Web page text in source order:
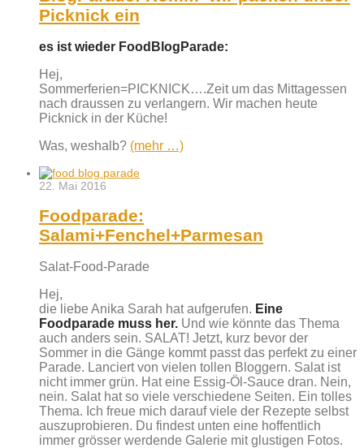
Picknick ein
es ist wieder FoodBlogParade:
Hej,
Sommerferien=PICKNICK….Zeit um das Mittagessen
nach draussen zu verlangern. Wir machen heute
Picknick in der Küche!
Was, weshalb? (mehr …)
22. Mai 2016
Foodparade:
Salami+Fenchel+Parmesan
Salat-Food-Parade
Hej,
die liebe Anika Sarah hat aufgerufen. Eine
Foodparade muss her. Und wie könnte das Thema
auch anders sein. SALAT! Jetzt, kurz bevor der
Sommer in die Gänge kommt passt das perfekt zu einer
Parade. Lanciert von vielen tollen Bloggern. Salat ist
nicht immer grün. Hat eine Essig-Öl-Sauce dran. Nein,
nein. Salat hat so viele verschiedene Seiten. Ein tolles
Thema. Ich freue mich darauf viele der Rezepte selbst
auszuprobieren. Du findest unten eine hoffentlich
immer grösser werdende Galerie mit glustigen Fotos.